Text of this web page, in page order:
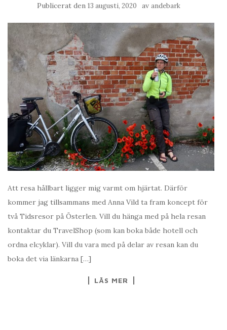
Publicerat den 13 augusti, 2020 av andebark
Att resa hållbart ligger mig varmt om hjärtat. Därför
kommer jag tillsammans med Anna Vild ta fram koncept för
två Tidsresor på Österlen. Vill du hänga med på hela resan
kontaktar du TravelShop (som kan boka både hotell och
ordna elcyklar). Vill du vara med på delar av resan kan du
boka det via länkarna […]
LÄS MER